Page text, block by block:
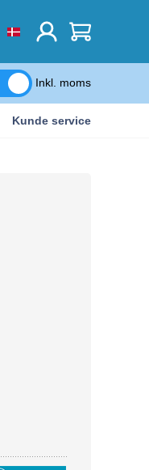
Inkl. moms
Kunde service